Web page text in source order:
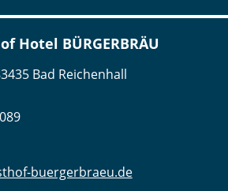
Hotel BÜRGERBRÄU
Bad Reichenhall
buergerbraeu.de